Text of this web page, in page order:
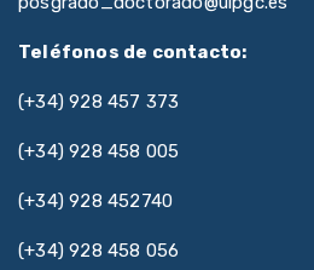
Teléfonos de contacto:
(+34) 928 457 373
(+34) 928 458 005
(+34) 928 452740
(+34) 928 458 056